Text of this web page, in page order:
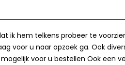
ik hem telkens probeer te
voor u naar opzoek ga. Ook
voor u bestellen Ook een